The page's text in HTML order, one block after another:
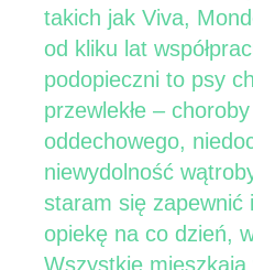
takich jak Viva,
od kliku lat
podopieczni to psy
przewlekłe –
oddechowego,
niewydolność
staram się zapewnić
opiekę na co dzień,
Wszystkie mieszkają